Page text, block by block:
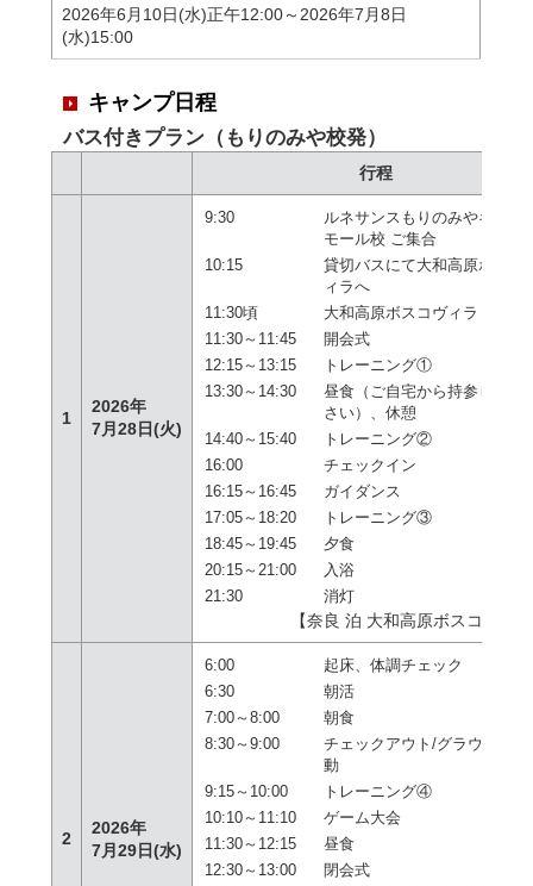
2026年6月10日(水)正午12:00～2026年7月8日
(水)15:00
キャンプ日程
バス付きプラン（もりのみや校発）
行程
1
2026年
7月28日(火)
9:30
ルネサンスもりのみやキュー
モール校 ご集合
10:15
貸切バスにて大和高原ボスコ
ィラへ
11:30頃
大和高原ボスコヴィラ 着
11:30～11:45
開会式
12:15～13:15
トレーニング①
13:30～14:30
昼食（ご自宅から持参してく
さい）、休憩
14:40～15:40
トレーニング②
16:00
チェックイン
16:15～16:45
ガイダンス
17:05～18:20
トレーニング③
18:45～19:45
夕食
20:15～21:00
入浴
21:30
消灯
【奈良 泊 大和高原ボスコヴィ
2
2026年
7月29日(水)
6:00 起床、体調チェック
6:30
朝活
7:00～8:00
朝食
8:30～9:00
チェックアウト/グラウンドへ
動
9:15～10:00
トレーニング④
10:10～11:10
ゲーム大会
11:30～12:15
昼食
12:30～13:00
閉会式